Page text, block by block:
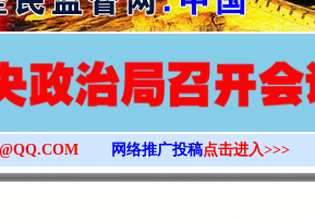
网络推广投稿点击进入>>>